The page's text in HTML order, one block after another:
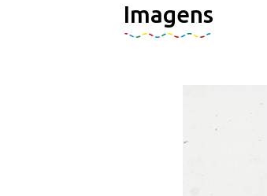
Imagens